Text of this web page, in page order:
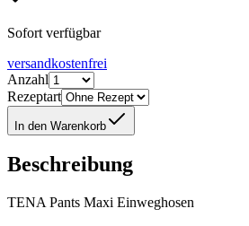
Sofort verfügbar
versandkostenfrei
Anzahl
Rezeptart
In den Warenkorb
Beschreibung
TENA Pants Maxi Einweghosen